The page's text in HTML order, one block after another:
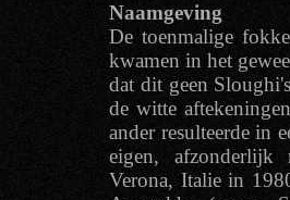
Naamgeving
De toenmalige
kwamen in het
dat dit geen
de witte
ander resulteerde in
eigen, afzonderlijk
Verona, Italie in